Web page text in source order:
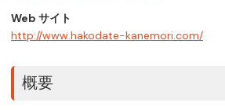
Web サイト
http://www.hakodate-kanemori.com/
概要